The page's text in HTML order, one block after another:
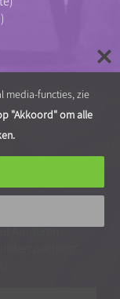
tips en
kinderen
media-functies, zie
"Akkoord" om alle